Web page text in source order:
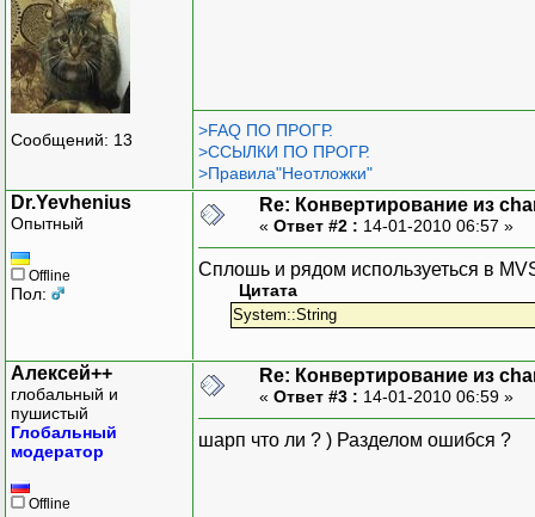
Сообщений: 13
>FAQ ПО ПРОГР.
>ССЫЛКИ ПО ПРОГР.
>Правила"Неотложки"
Dr.Yevhenius
Опытный
Offline
Пол:
Re: Конвертирование из
« Ответ #2 : 14-01-2010 06:57 »
Сплошь и рядом используеться в
Цитата
System::String
Алексей++
глобальный и
пушистый
Глобальный
модератор
Offline
Re: Конвертирование из
« Ответ #3 : 14-01-2010 06:59 »
шарп что ли ? ) Разделом ошибся ?